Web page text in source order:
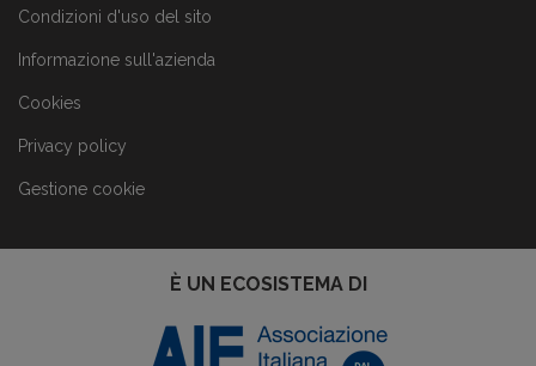
Condizioni d'uso del sito
Informazione sull'azienda
Cookies
Privacy policy
Gestione cookie
È UN ECOSISTEMA DI